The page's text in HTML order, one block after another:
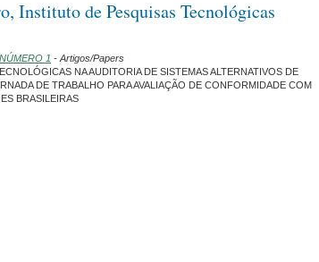
Instituto de Pesquisas Tecnológicas
1 - Artigos/Papers
NA AUDITORIA DE SISTEMAS ALTERNATIVOS DE
DE TRABALHO PARA AVALIAÇÃO DE CONFORMIDADE COM
BRASILEIRAS